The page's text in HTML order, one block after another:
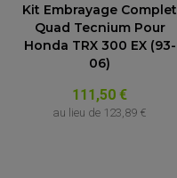
Kit Embrayage Complet
Quad Tecnium Pour
Honda TRX 300 EX (93-
06)
111,50 €
au lieu de 123,89 €